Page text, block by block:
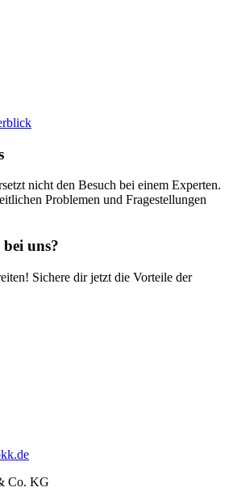
nicht den Besuch bei einem Experten.
Problemen und Fragestellungen
uns?
Sichere dir jetzt die Vorteile der
Co. KG